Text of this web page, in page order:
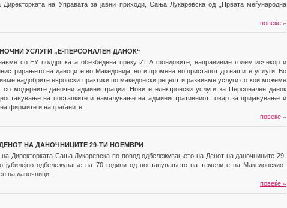
Директорката на Управата за јавни приходи, Сања Лукаревска од „Првата меѓународна
повеќе »
УСЛУГИ „Е-ПЕРСОНАЛЕН ДАНОК“
со ЕУ поддршката обезбедена преку ИПА фондовите, направивме голем исчекор и
на даноците во Македонија, но и промена во пристапот до нашите услуги. Во
најдобрите европски практики по македонски рецепт и развивме услуги со кои можеме
модерните даночни администрации. Новите електронски услуги за Персонален данок
на постапките и намалување на административниот товар за пријавување и
фирмите и на граѓаните...
повеќе »
НА ДАНОЧНИЦИТЕ 29-ТИ НОЕМВРИ
Директорката Сања Лукаревска по повод одбележувањето на Денот на даночниците 29-
одбележување на 70 години од поставувањето на темелите на Македонскиот
на даночници...
повеќе »